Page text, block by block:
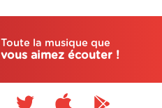
Toute la musique que
vous aimez écouter !